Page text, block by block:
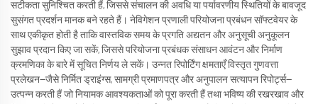
सटीकता सुनिश्चित करती हैं, जिससे संचालन की अवधि या पर्यावरणीय स्थितियों के बावजूद
सुसंगत प्रदर्शन मानक बने रहते हैं। नेविगेशन प्रणाली परियोजना प्रबंधन सॉफ्टवेयर के
साथ एकीकृत होती है ताकि वास्तविक समय के प्रगति अद्यतन और अनुसूची अनुकूलन
सुझाव प्रदान किए जा सकें, जिससे परियोजना प्रबंधक संसाधन आवंटन और निर्माण
क्रमणिका के बारे में सूचित निर्णय ले सकें। उन्नत रिपोर्टिंग क्षमताएँ विस्तृत गुणवत्ता
प्रलेखन—जैसे निर्मित ड्राइंग्स, सामग्री प्रमाणपत्र और अनुपालन सत्यापन रिपोर्ट्स—
उत्पन्न करती हैं जो नियामक आवश्यकताओं को पूरा करती हैं तथा भविष्य की रखरखाव और